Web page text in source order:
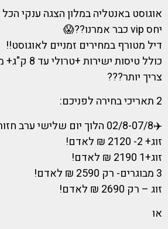
אוגוסט באנטליה במלון הצגה ענקי
יחס vip כבר אמרנו??😱
דיל מטורף במחירים זמניים לאוגוסט!!
כולל טיסות
צריך יותר???
2 תאריכי בחירה לפניכם:
✈️02/8-07/8 הלוך יום שלישי ערב חזור ראשון בוקר
זוג+ 2- 2120 ₪ לאדם!
זוג+1 2190 ₪ לאדם!
3 מבוגרים- רק 2590 ₪ לאדם!
זוג – רק 2690 ₪ לאדם!
או